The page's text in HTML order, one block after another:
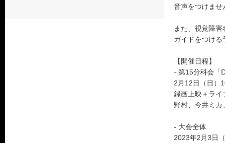
音声をつけませ
また、視覚障
ガイドをつける
【開催日程】
- 第15分科会「
2月12日（日）
録画上映＋ライ
野村、今井ミカ
- 大会全体
2023年2月3日